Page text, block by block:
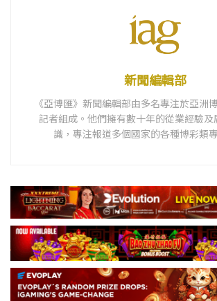
新聞編輯部
《亞博匯》新聞編輯部由多名專注於亞洲
記者組成。他們擁有數十年的從業經驗及
識，專注報道多個國家的各種博彩類